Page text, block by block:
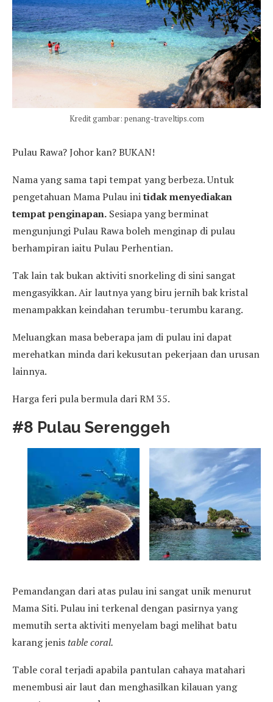
Kredit gambar: penang-traveltips.com
Pulau Rawa? Johor kan? BUKAN!
Nama yang sama tapi tempat yang berbeza. Untuk
pengetahuan Mama Pulau initidak menyediakan
tempat penginapan. Sesiapa yang berminat
mengunjungi Pulau Rawa boleh menginap di pulau
berhampiran iaitu Pulau Perhentian.
Tak lain tak bukan aktiviti snorkeling di sini sangat
mengasyikkan. Air lautnya yang biru jernih bak kristal
menampakkan keindahan terumbu-terumbu karang.
Meluangkan masa beberapa jam di pulau ini dapat
merehatkan minda dari kekusutan pekerjaan dan urusan
lainnya.
Harga feri pula bermula dari RM 35.
#8 Pulau Serenggeh
Pemandangan dari atas pulau ini sangat unik menurut
Mama Siti. Pulau ini terkenal dengan pasirnya yang
memutih serta aktiviti menyelam bagi melihat batu
karang jenis table coral.
Table coral terjadi apabila pantulan cahaya matahari
menembusi air laut dan menghasilkan kilauan yang